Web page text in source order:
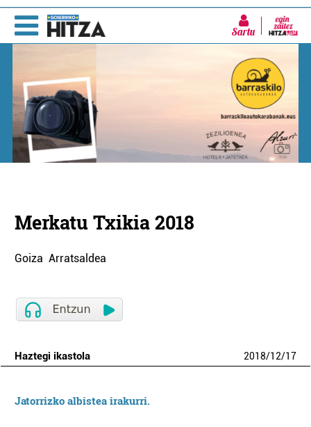
Sartu
Merkatu Txikia 2018
Goiza Arratsaldea
Haztegi ikastola 2018/12/17
Jatorrizko albistea irakurri.